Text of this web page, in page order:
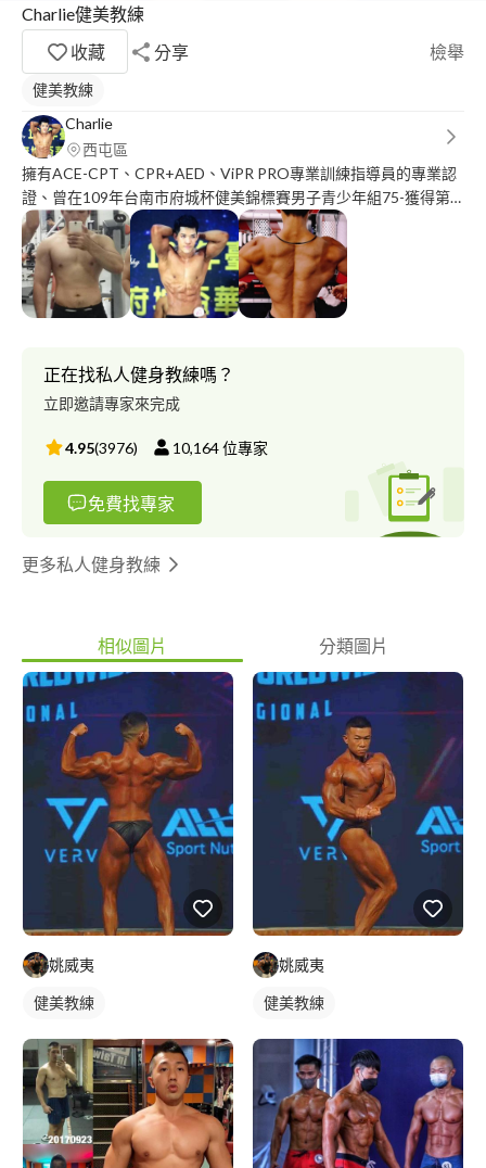
Charlie健美教練
收藏
分享 檢舉
健美教練
Charlie
西屯區
擁有ACE-CPT、CPR+AED、ViPR PRO專業訓練指導員的專業認
證、曾在109年台南市府城杯健美錦標賽男子青少年組75-獲得第
二名、109年桃園市運動會市長盃健身健美錦標賽男子形體組178-
晉級八強。 指導學員訓練、運動知識、體能及技術、 體態評估調
整、功能性訓練、體態雕塑增肌減脂、健身房工作經驗。
正在找私人健身教練嗎？
立即邀請專家來完成
4.95(3976) 10,164位專家
免費找專家
更多私人健身教練
相似圖片 分類圖片
姚威夷
健美教練
姚威夷
健美教練